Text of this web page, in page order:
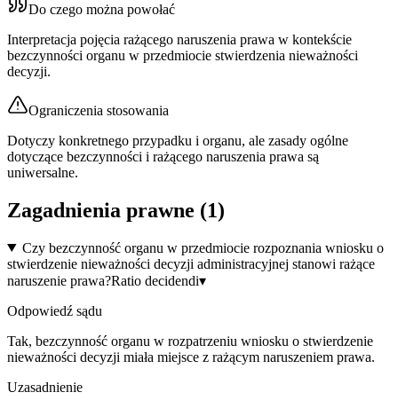
Do czego można powołać
Interpretacja pojęcia rażącego naruszenia prawa w kontekście
bezczynności organu w przedmiocie stwierdzenia nieważności
decyzji.
Ograniczenia stosowania
Dotyczy konkretnego przypadku i organu, ale zasady ogólne
dotyczące bezczynności i rażącego naruszenia prawa są
uniwersalne.
Zagadnienia prawne (1)
Czy bezczynność organu w przedmiocie rozpoznania wniosku o
stwierdzenie nieważności decyzji administracyjnej stanowi rażące
naruszenie prawa?Ratio decidendi▾
Odpowiedź sądu
Tak, bezczynność organu w rozpatrzeniu wniosku o stwierdzenie
nieważności decyzji miała miejsce z rażącym naruszeniem prawa.
Uzasadnienie